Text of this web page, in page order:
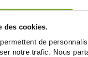
des cookies.
de
notre trafic. Nous